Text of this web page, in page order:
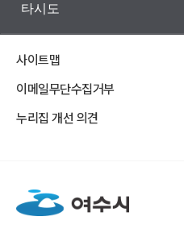
타시도
사이트맵
이메일무단수집거부
누리집 개선 의견